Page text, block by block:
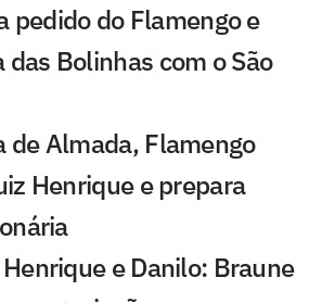
pedido do Flamengo e
das Bolinhas com o São
de Almada, Flamengo
Henrique e prepara
e Danilo: Braune